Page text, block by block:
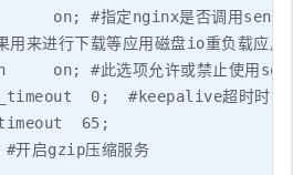
on; #指定nginx是否调用
来进行下载等应用磁盘io重负载应
on; #此选项允许或禁止使用
0;  #keepalive超时时间
65;
开启gzip压缩服务